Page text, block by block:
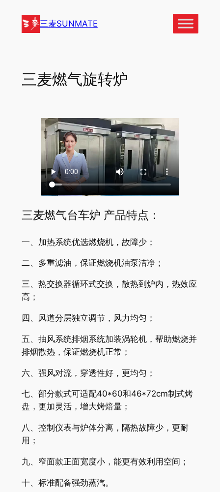
三麦SUNMATE
三麦燃气旋转炉
三麦燃气台车炉 产品特点：
一、加热系统优选燃烧机，故障少；
二、多重滤油，保证燃烧机油泵洁净；
三、热交换器循环式交换，散热到炉内，热效应
高；
四、风道分层独立调节，风力均匀；
五、抽风系统排烟系统加装涡轮机，帮助燃烧并
排烟散热，保证燃烧机正常；
六、强风对流，穿透性好，更均匀；
七、部分款式可适配40*60和46*72cm制式烤
盘，更加灵活，增大烤焙量；
八、控制仪表与炉体分离，隔热故障少，更耐
用；
九、窄面款正面宽度小，能更有效利用空间；
十、标准配备强劲蒸汽。